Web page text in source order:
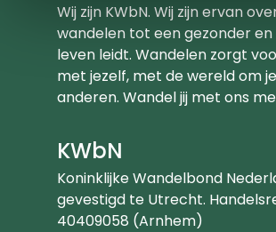
Wij zijn KWbN. Wij zijn ervan
wandelen tot een gezonder
leven leidt. Wandelen zorgt
met jezelf, met de wereld om
anderen. Wandel jij met ons
KWbN
Koninklijke Wandelbond
gevestigd te Utrecht.
40409058 (Arnhem)